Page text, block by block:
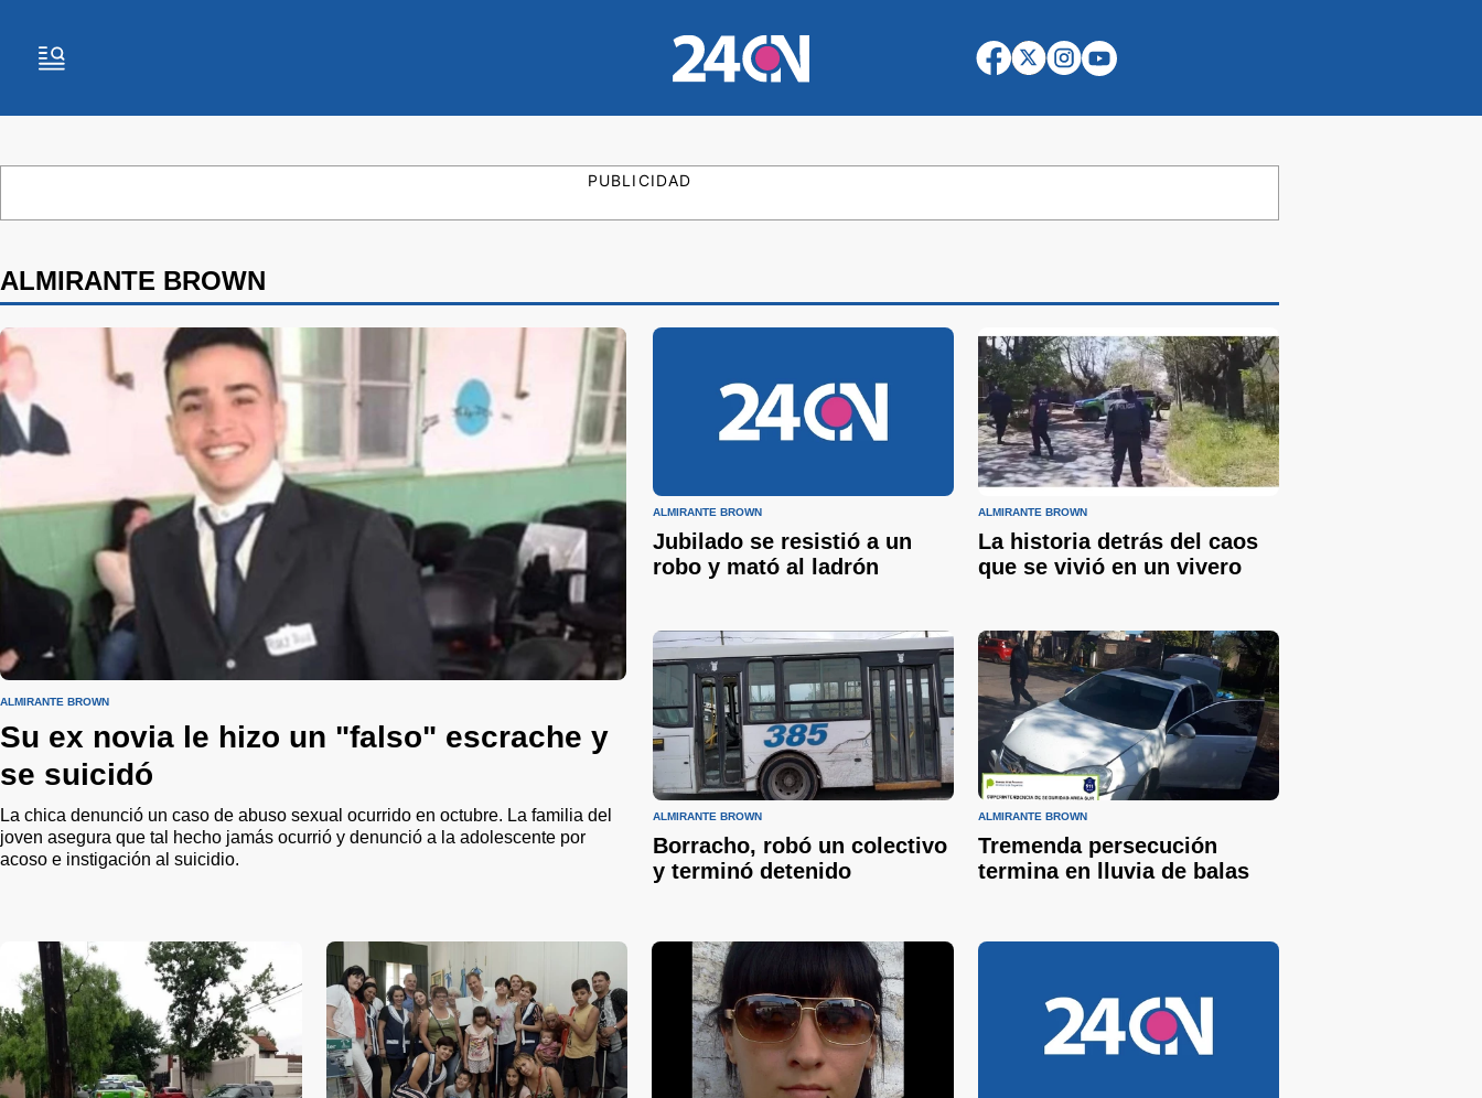
PUBLICIDAD
ALMIRANTE BROWN
ALMIRANTE BROWN
Su ex novia le hizo un "falso" escrache y
se suicidó
La chica denunció un caso de abuso sexual ocurrido en octubre. La familia del
joven asegura que tal hecho jamás ocurrió y denunció a la adolescente por
acoso e instigación al suicidio.
ALMIRANTE BROWN
Jubilado se resistió a un
robo y mató al ladrón
ALMIRANTE BROWN
La historia detrás del caos
que se vivió en un vivero
ALMIRANTE BROWN
Borracho, robó un colectivo
y terminó detenido
ALMIRANTE BROWN
Tremenda persecución
termina en lluvia de balas